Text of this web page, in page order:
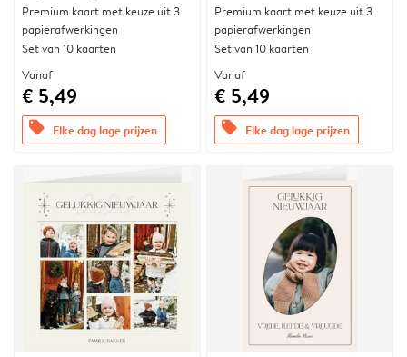
Premium kaart met keuze uit 3
papierafwerkingen
Set van 10 kaarten
Vanaf
€ 5,49
offers Elke dag lage prijzen
Premium kaart met keuze uit 3
papierafwerkingen
Set van 10 kaarten
Vanaf
€ 5,49
offers Elke dag lage prijzen